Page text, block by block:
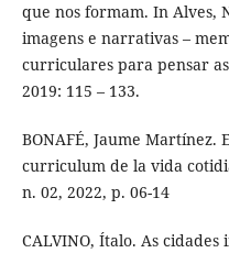
que nos formam. In Alves,
imagens e narrativas –
curriculares para pensar as
2019: 115 – 133.
BONAFÉ, Jaume Martínez.
curriculum de la vida
n. 02, 2022, p. 06-14
CALVINO, Ítalo. As